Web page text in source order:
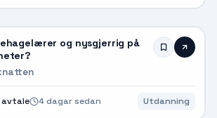
og nysgjerrig på
avtale 4 dagar sedan Utdanning